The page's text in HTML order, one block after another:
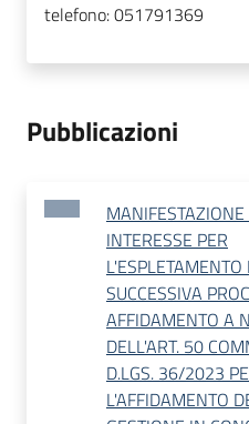
telefono:051791369
Pubblicazioni
MANIFESTAZIONE
INTERESSE PER
L'ESPLETAMENTO
SUCCESSIVA
AFFIDAMENTO A
DELL'ART. 50
D.LGS. 36/2023
L'AFFIDAMENTO